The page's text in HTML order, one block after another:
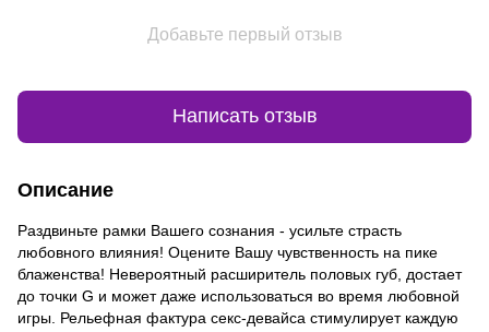
Добавьте первый отзыв
Написать отзыв
Описание
Раздвиньте рамки Вашего сознания - усильте страсть
любовного влияния! Оцените Вашу чувственность на пике
блаженства! Невероятный расширитель половых губ, достает
до точки G и может даже использоваться во время любовной
игры. Рельефная фактура секс-девайса стимулирует каждую